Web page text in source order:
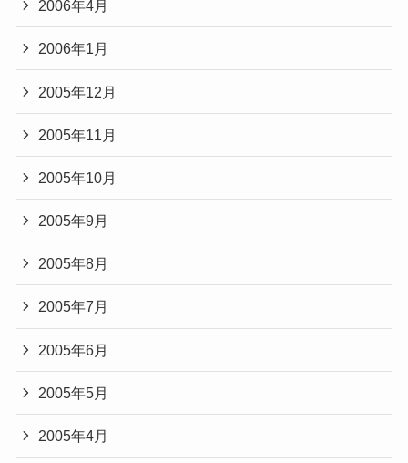
2006年4月
2006年1月
2005年12月
2005年11月
2005年10月
2005年9月
2005年8月
2005年7月
2005年6月
2005年5月
2005年4月